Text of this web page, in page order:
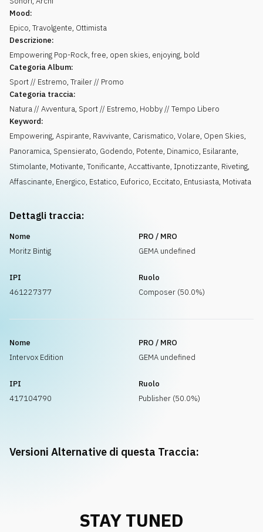
Mood:
Epico, Travolgente, Ottimista
Descrizione:
Empowering Pop-Rock, free, open skies, enjoying, bold
Categoria Album:
Sport // Estremo, Trailer // Promo
Categoria traccia:
Natura // Avventura, Sport // Estremo, Hobby // Tempo Libero
Keyword:
Empowering, Aspirante, Ravvivante, Carismatico, Volare, Open Skies,
Panoramica, Spensierato, Godendo, Potente, Dinamico, Esilarante,
Stimolante, Motivante, Tonificante, Accattivante, Ipnotizzante, Riveting,
Affascinante, Energico, Estatico, Euforico, Eccitato, Entusiasta, Motivata
Dettagli traccia:
Nome
Moritz Bintig
PRO / MRO
GEMA undefined
IPI
461227377
Ruolo
Composer (50.0%)
Nome
Intervox Edition
PRO / MRO
GEMA undefined
IPI
417104790
Ruolo
Publisher (50.0%)
Versioni Alternative di questa Traccia:
STAY TUNED